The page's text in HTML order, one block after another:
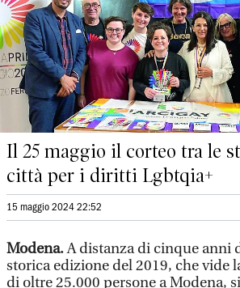
Il 25 maggio il corteo tra le
città per i diritti Lgbtqia+
15 maggio 2024 22:52
Modena.A distanza di cinque anni
storica edizione del 2019, che vide
di oltre 25.000 persone a Modena,